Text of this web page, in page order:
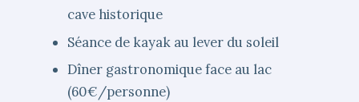
cave historique
Séance de kayak au lever du soleil
Dîner gastronomique face au lac
(60€/personne)